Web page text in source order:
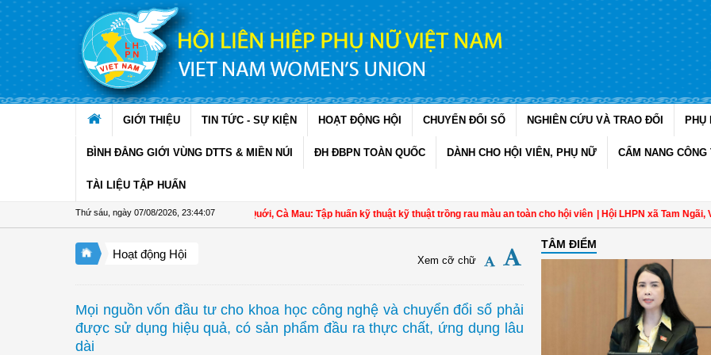
Truy cập nội dung luôn
GIỚI THIỆU TIN TỨC - SỰ KIỆN HOẠT ĐỘNG HỘI CHUYỂN ĐỔI SỐ NGHIÊN CỨU VÀ TRAO ĐỔI PHỤ
BÌNH ĐẲNG GIỚI VÙNG DTTS & MIỀN NÚI ĐH ĐBPN TOÀN QUỐC DÀNH CHO HỘI VIÊN, PHỤ NỮ CẨM NANG CÔNG
TÀI LIỆU TẬP HUẤN
Thứ sáu, ngày 07/08/2026 23:44:09
Hội LHPN xã Ninh Quới, Cà Mau: Tập huấn kỹ thuật kỹ thuật trồng rau màu an toàn cho hội viên | Hội LHPN xã Tam Ngãi, Vĩnh Long
Hoạt động Hội Xem cỡ chữ
Mọi nguồn vốn đầu tư cho khoa học công nghệ và chuyển đổi số phải
được sử dụng hiệu quả, có sản phẩm đầu ra thực chất, ứng dụng lâu
dài
TÂM ĐIỂM